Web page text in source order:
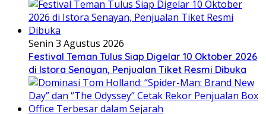
Senin 3 Agustus 2026
Festival Teman Tulus Siap Digelar 10 Oktober 2026
di Istora Senayan, Penjualan Tiket Resmi Dibuka